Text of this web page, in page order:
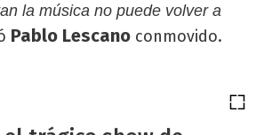
la música no puede volver a
Pablo Lescano conmovido.